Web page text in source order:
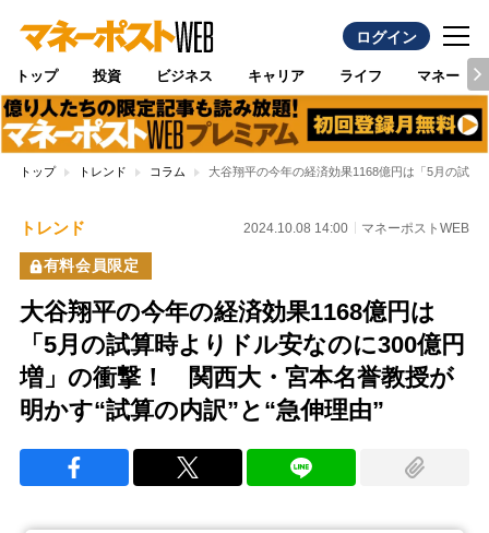
ログイン
トップ 投資 ビジネス キャリア ライフ マネー
トップ トレンド コラム 大谷翔平の今年の経済効果1168億円は「5月の試
トレンド 2024.10.08 14:00 マネーポストWEB
有料会員限定
大谷翔平の今年の経済効果1168億円は
「5月の試算時よりドル安なのに300億円
増」の衝撃！ 関西大・宮本名誉教授が
明かす“試算の内訳”と“急伸理由”